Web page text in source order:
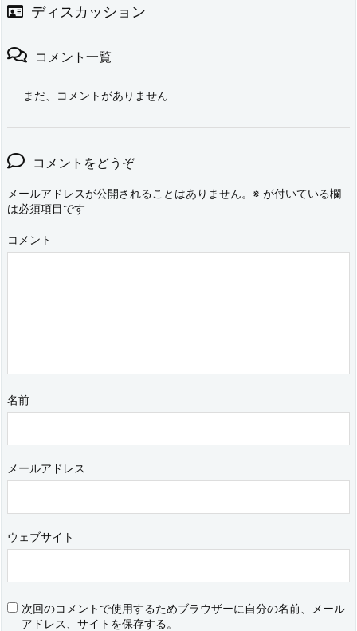
ディスカッション
コメント一覧
まだ、コメントがありません
コメントをどうぞ
メールアドレスが公開されることはありません。 ※ が付いている欄
は必須項目です
コメント
名前
メールアドレス
ウェブサイト
次回のコメントで使用するためブラウザーに自分の名前、メール
アドレス、サイトを保存する。